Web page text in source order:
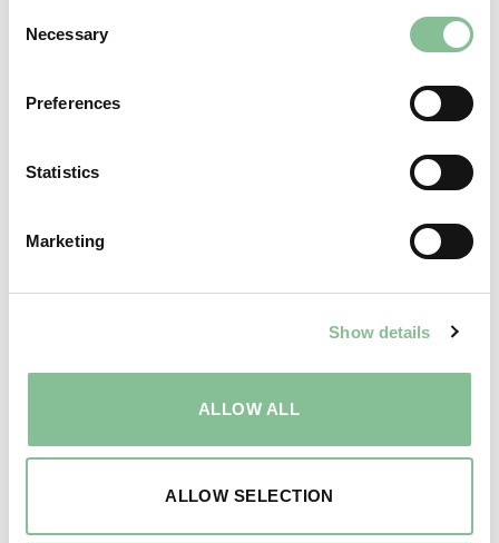
Selection
Necessary
Preferences
Statistics
Marketing
Show details
ALLOW ALL
ALLOW SELECTION
Een unieke dierentuin waar je te voet met de auto of
Amusement
Ga op ontdekking in de Biesbosch per boot!
Bootverhuur van den Diepstraten in Drimmelen
Natuurgebied, Amusement